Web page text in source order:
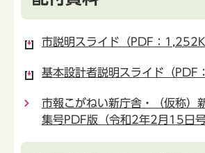
市説明スライド（PDF：
基本設計者説明スライド（PDF
市報こがねい新庁舎・（仮称）
集号PDF版（令和2年2月15日号